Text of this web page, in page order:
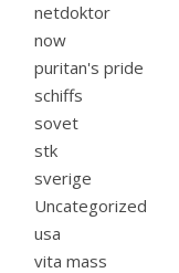
netdoktor
now
puritan's pride
schiffs
sovet
stk
sverige
Uncategorized
usa
vita mass